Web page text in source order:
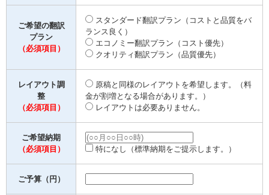
ご希望の翻訳
プラン
（必須項目）
スタンダード翻訳プラン（コストと品質をバ
ランス良く）
エコノミー翻訳プラン（コスト優先）
クオリティ翻訳プラン（品質優先）
レイアウト調
整
（必須項目）
原稿と同様のレイアウトを希望します。（料
金が割増となる場合があります。）
レイアウトは必要ありません。
ご希望納期
（必須項目）
特になし（標準納期をご提示します。）
ご予算（円）